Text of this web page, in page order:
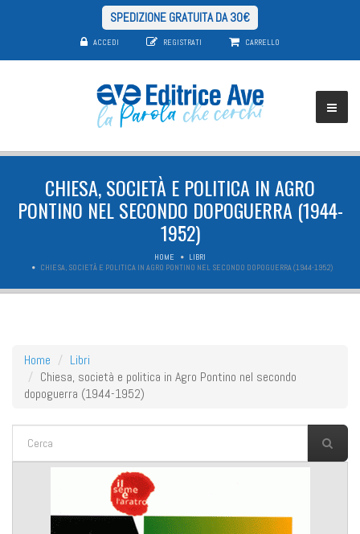
SPEDIZIONE GRATUITA DA 30€
ACCEDI REGISTRATI CARRELLO
CHIESA, SOCIETÀ E POLITICA IN AGRO
PONTINO NEL SECONDO DOPOGUERRA (1944-
1952)
HOME
LIBRI
CHIESA, SOCIETÀ E POLITICA IN AGRO PONTINO NEL SECONDO DOPOGUERRA (1944-1952)
Home
Libri
Chiesa, società e politica in Agro Pontino nel secondo
dopoguerra (1944-1952)
FORM DI RICERCA